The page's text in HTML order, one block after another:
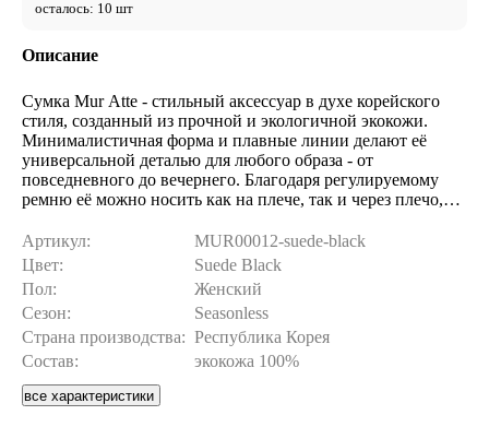
осталось: 10 шт
Описание
Сумка Mur Atte - стильный аксессуар в духе корейского
стиля, созданный из прочной и экологичной экокожи.
Минималистичная форма и плавные линии делают её
универсальной деталью для любого образа - от
повседневного до вечернего. Благодаря регулируемому
ремню её можно носить как на плече, так и через плечо,
нескольких цветах, что позволяет подобрать вариант под
настроение и стиль. Это актуальное решение для тех, кто
ценит моду и выбирает аксессуары, соответствующие
современным трендам. Размеры: ширина - 30 см, высота -
16 см, глубина - 7 см. Длина верхней ручки - 34 см,
плечевого ремня - 91 см. Уход прост: протирайте
загрязнённые участки мягкой тканью, избегайте
не просто аксессуар, а стильный акцент, который
Артикул:
MUR00012-suede-black
Цвет:
Suede Black
Пол:
Женский
Сезон:
Seasonless
Страна производства: Республика Корея
Состав:
экокожа 100%
все характеристики